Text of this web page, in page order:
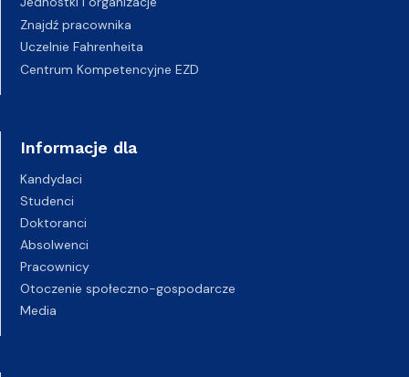
Znajdź pracownika
Uczelnie Fahrenheita
Centrum Kompetencyjne EZD
Informacje dla
Kandydaci
Studenci
Doktoranci
Absolwenci
Pracownicy
Otoczenie społeczno-gospodarcze
Media